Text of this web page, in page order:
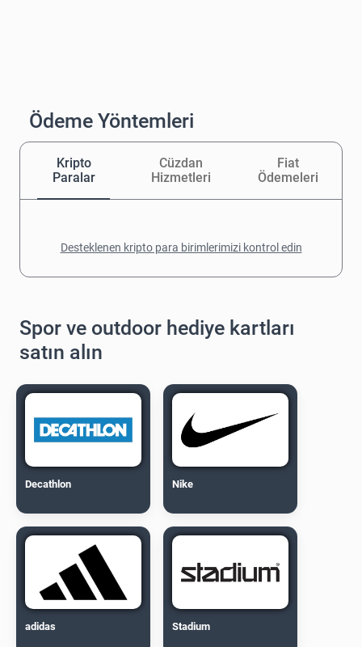
Ödeme Yöntemleri
Kripto
Paralar
Cüzdan
Hizmetleri
Fiat
Ödemeleri
Desteklenen kripto para birimlerimizi kontrol edin
Spor ve outdoor hediye kartları
satın alın
Decathlon Nike
adidas Stadium